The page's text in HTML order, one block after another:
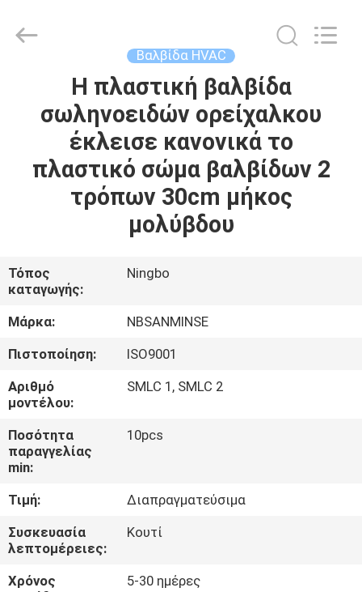
ΠΡΟΪΌΝΤΑ
ΠΕΡΊΠΟΥ
ΓΎΡΟΣ
ΕΡΓΟΣΤΑΣΊΩΝ
ΠΟΙΟΤΙΚΌΣ
ΈΛΕΓΧΟΣ
ΜΑΣ
ΕΛΆΤΕ
ΕΠΑΦΉ
ΜΕ
Export
Βαλβίδα HVAC
Η πλαστική βαλβίδα
σωληνοειδών ορείχαλκου
έκλεισε κανονικά το
πλαστικό σώμα βαλβίδων 2
τρόπων 30cm μήκος
μολύβδου
Τόπος
καταγωγής:
Ningbo
Μάρκα:
NBSANMINSE
Πιστοποίηση:
ISO9001
Αριθμό
μοντέλου:
SMLC 1, SMLC 2
Ποσότητα
παραγγελίας
min:
10pcs
Τιμή:
Διαπραγματεύσιμα
Συσκευασία
λεπτομέρειες:
Κουτί
Χρόνος
5-30 ημέρες